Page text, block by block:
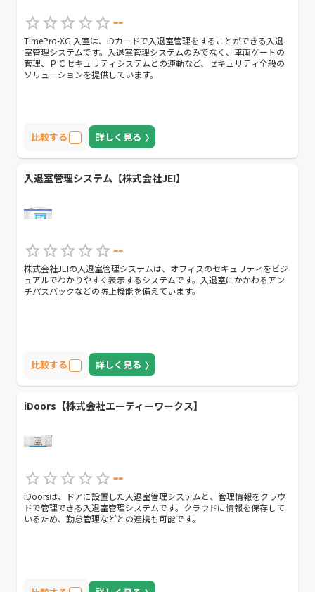
--
TimePro-XG 入室は、IDカードで入退室管理をすることができる入退
室管理システムです。入退室管理システムのみでなく、車両ゲートの
管理、ＰＣセキュリティシステムとの連動など、セキュリティ全般の
ソリューションを提供しています。
比較する 詳しく見る
入退室管理システム【株式会社JEI】
--
株式会社JEIの入退室管理システムは、オフィスのセキュリティをビジ
ュアルでわかりやすく表示するシステムです。入退室にかかわるアン
チパスバックなどの防止機能を備えています。
比較する 詳しく見る
iDoors【株式会社エーティーワークス】
--
iDoorsは、ドアに設置した入退室管理システムと、管理情報をクラウ
ドで管理できる入退室管理システムです。クラウドに情報を保存して
いるため、勤怠管理などとの連携も可能です。